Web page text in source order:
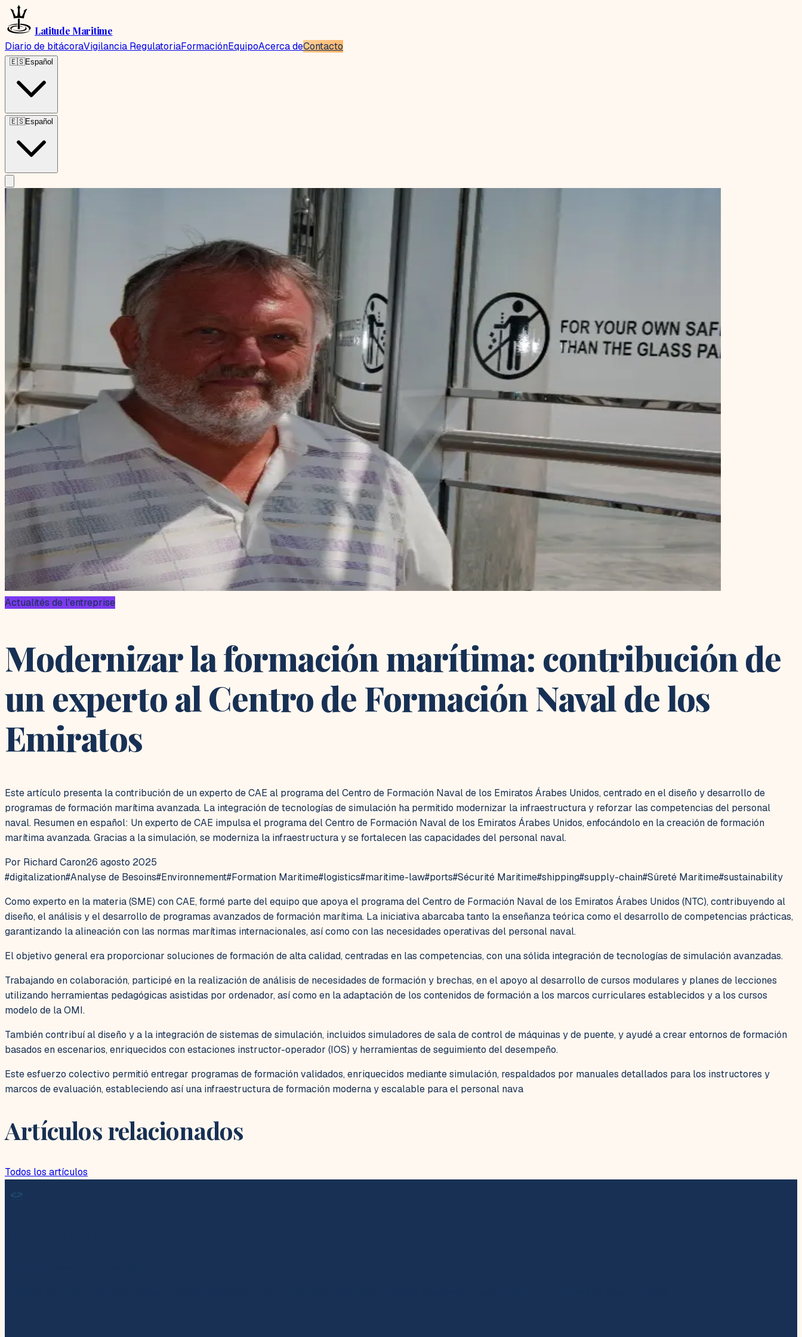
Latitude Maritime
Diario de bitácoraVigilancia RegulatoriaFormaciónEquipoAcerca deContacto
🇪🇸Español
🇪🇸Español
Actualités de l'entreprise
Modernizar la formación marítima: contribución de
un experto al Centro de Formación Naval de los
Emiratos
Este artículo presenta la contribución de un experto de CAE al programa del Centro de Formación Naval de los Emiratos Árabes Unidos, centrado en el diseño y desarrollo de
programas de formación marítima avanzada. La integración de tecnologías de simulación ha permitido modernizar la infraestructura y reforzar las competencias del personal
naval. Resumen en español: Un experto de CAE impulsa el programa del Centro de Formación Naval de los Emiratos Árabes Unidos, enfocándolo en la creación de formación
marítima avanzada. Gracias a la simulación, se moderniza la infraestructura y se fortalecen las capacidades del personal naval.
Por Richard Caron26 agosto 2025
#digitalization#Analyse de Besoins#Environnement#Formation Maritime#logistics#maritime-law#ports#Sécurité Maritime#shipping#supply-chain#Sûreté Maritime#sustainability
Como experto en la materia (SME) con CAE, formé parte del equipo que apoya el programa del Centro de Formación Naval de los Emiratos Árabes Unidos (NTC), contribuyendo al
diseño, el análisis y el desarrollo de programas avanzados de formación marítima. La iniciativa abarcaba tanto la enseñanza teórica como el desarrollo de competencias prácticas,
garantizando la alineación con las normas marítimas internacionales, así como con las necesidades operativas del personal naval.
El objetivo general era proporcionar soluciones de formación de alta calidad, centradas en las competencias, con una sólida integración de tecnologías de simulación avanzadas.
Trabajando en colaboración, participé en la realización de análisis de necesidades de formación y brechas, en el apoyo al desarrollo de cursos modulares y planes de lecciones
utilizando herramientas pedagógicas asistidas por ordenador, así como en la adaptación de los contenidos de formación a los marcos curriculares establecidos y a los cursos
modelo de la OMI.
También contribuí al diseño y a la integración de sistemas de simulación, incluidos simuladores de sala de control de máquinas y de puente, y ayudé a crear entornos de formación
basados en escenarios, enriquecidos con estaciones instructor-operador (IOS) y herramientas de seguimiento del desempeño.
Este esfuerzo colectivo permitió entregar programas de formación validados, enriquecidos mediante simulación, respaldados por manuales detallados para los instructores y
marcos de evaluación, estableciendo así una infraestructura de formación moderna y escalable para el personal nava
Artículos relacionados
Todos los artículos